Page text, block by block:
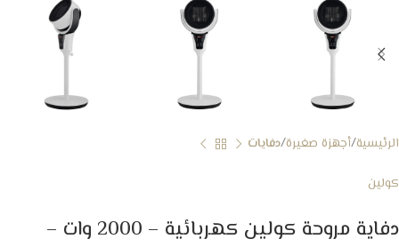
الرئيسية أجهزة صغيرة دفايات
كولين
دفاية مروحة كولين كهربائية – 2000 وات –